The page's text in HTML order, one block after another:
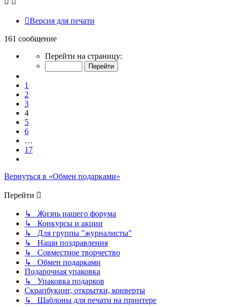
Версия для печати
161 сообщение
Страница
17
Перейти на страницу:
1
2
3
4
5
6
…
17
Вернуться в «Обмен подарками»
Перейти
↳ Жизнь нашего форума
↳ Конкурсы и акции
↳ Для группы "журналисты"
↳ Наши поздравления
↳ Совместное творчество
↳ Обмен подарками
Подарочная упаковка
↳ Упаковка подарков
Скрапбукинг, открытки, конверты
↳ Шаблоны для печати на принтере